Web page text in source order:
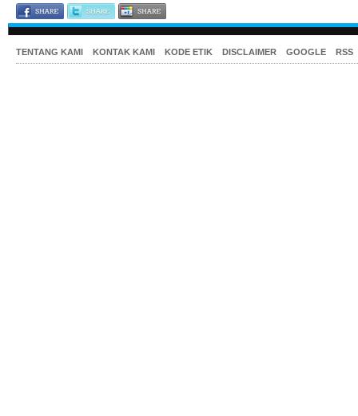
TENTANG KAMI KONTAK KAMI KODE ETIK DISCLAIMER GOOGLE RSS